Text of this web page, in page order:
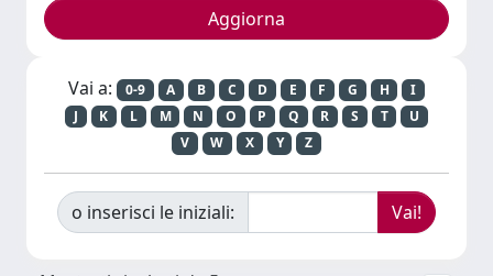
Vai a: 0-9 A B C D E F G H
I
J
K L M N O P Q R S T
U
V
W X Y Z
o inserisci le iniziali: